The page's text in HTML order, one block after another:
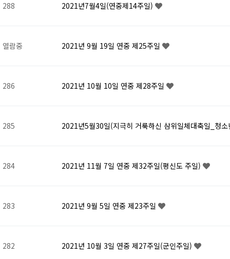
288 2021년7월4일(연중제14주일)
열람중 2021년 9월 19일 연중 제25주일
286 2021년 10월 10일 연중 제28주일
285 2021년5월30일(지극히 거룩하신 삼위일체대축일_청
284 2021년 11월 7일 연중 제32주일(평신도 주일)
283 2021년 9월 5일 연중 제23주일
282 2021년 10월 3일 연중 제27주일(군인주일)